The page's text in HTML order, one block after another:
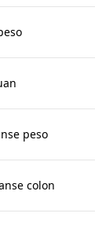
peso
colon